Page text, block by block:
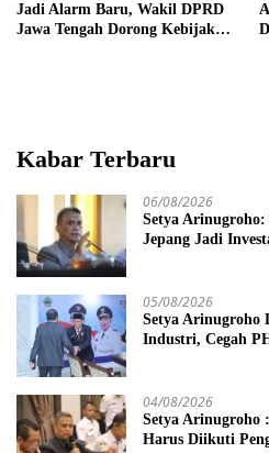
Jadi Alarm Baru, Wakil DPRD
Jawa Tengah Dorong Kebijakan
Kabar Terbaru
06/08/2026
Setya
Jepang Jadi
05/08/2026
Setya Arinugroho
Industri, Cegah
04/08/2026
Setya Arinugroho
Harus Diikuti